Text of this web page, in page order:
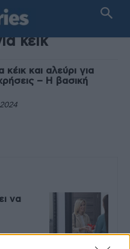
κέικ
κέικ και αλεύρι για
– Η βασική
να